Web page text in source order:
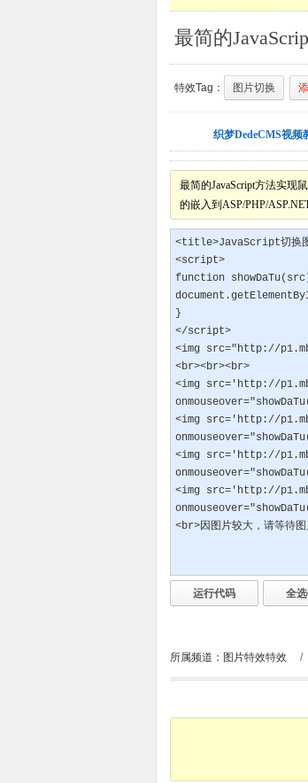
特效Tag： 图片切换
织梦DedeCMS视频
最简的JavaScript方法实现
的嵌入到ASP/PHP/
所属频道： 图片特效特效 /